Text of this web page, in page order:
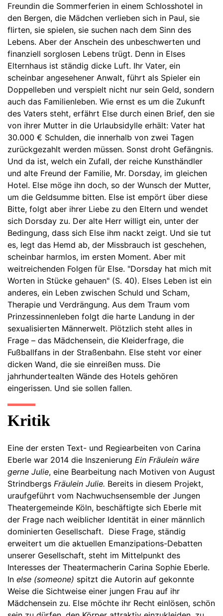
Freundin die Sommerferien in einem Schlosshotel in
den Bergen, die Mädchen verlieben sich in Paul, sie
flirten, sie spielen, sie suchen nach dem Sinn des
Lebens. Aber der Anschein des unbeschwerten und
finanziell sorglosen Lebens trügt. Denn in Elses
Elternhaus ist ständig dicke Luft. Ihr Vater, ein
scheinbar angesehener Anwalt, führt als Spieler ein
Doppelleben und verspielt nicht nur sein Geld, sondern
auch das Familienleben. Wie ernst es um die Zukunft
des Vaters steht, erfährt Else durch einen Brief, den sie
von ihrer Mutter in die Urlaubsidylle erhält: Vater hat
30.000 € Schulden, die innerhalb von zwei Tagen
zurückgezahlt werden müssen. Sonst droht Gefängnis.
Und da ist, welch ein Zufall, der reiche Kunsthändler
und alte Freund der Familie, Mr. Dorsday, im gleichen
Hotel. Else möge ihn doch, so der Wunsch der Mutter,
um die Geldsumme bitten. Else ist empört über diese
Bitte, folgt aber ihrer Liebe zu den Eltern und wendet
sich Dorsday zu. Der alte Herr willigt ein, unter der
Bedingung, dass sich Else ihm nackt zeigt. Und sie tut
es, legt das Hemd ab, der Missbrauch ist geschehen,
scheinbar harmlos, im ersten Moment. Aber mit
weitreichenden Folgen für Else. "Dorsday hat mich mit
Worten in Stücke gehauen" (S. 40). Elses Leben ist ein
anderes, ein Leben zwischen Schuld und Scham,
Therapie und Verdrängung. Aus dem Traum vom
Prinzessinnenleben folgt die harte Landung in der
sexualisierten Männerwelt. Plötzlich steht alles in
Frage – das Mädchensein, die Kleiderfrage, die
Fußballfans in der Straßenbahn. Else steht vor einer
dicken Wand, die sie einreißen muss. Die
jahrhundertealten Wände des Hotels gehören
eingerissen. Und sie sollen fallen.
Kritik
Eine der ersten Text- und Regiearbeiten von Carina
Eberle war 2014 die Inszenierung Ein Fräulein wäre
gerne Julie, eine Bearbeitung nach Motiven von August
Strindbergs Fräulein Julie. Bereits in diesem Projekt,
uraufgeführt vom Nachwuchsensemble der Jungen
Theatergemeinde Köln, beschäftigte sich Eberle mit
der Frage nach weiblicher Identität in einer männlich
dominierten Gesellschaft. Diese Frage, ständig
erweitert um die aktuellen Emanzipations-Debatten
unserer Gesellschaft, steht im Mittelpunkt des
Interesses der Theatermacherin Carina Sophie Eberle.
In else (someone) spitzt die Autorin auf gekonnte
Weise die Sichtweise einer jungen Frau auf ihr
Mädchensein zu. Else möchte ihr Recht einlösen, schön